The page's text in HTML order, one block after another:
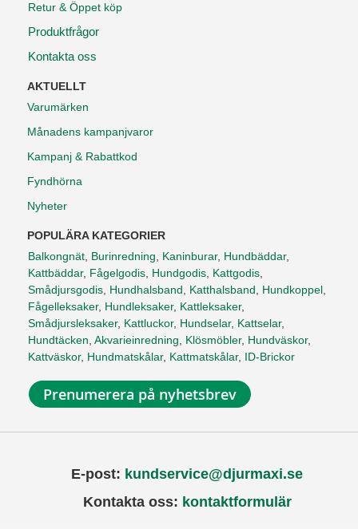
Retur & Öppet köp
Produktfrågor
Kontakta oss
AKTUELLT
Varumärken
Månadens kampanjvaror
Kampanj & Rabattkod
Fyndhörna
Nyheter
POPULÄRA KATEGORIER
Balkongnät, Burinredning, Kaninburar, Hundbäddar,
Kattbäddar, Fågelgodis, Hundgodis, Kattgodis,
Smådjursgodis, Hundhalsband, Katthalsband, Hundkoppel,
Fågelleksaker, Hundleksaker, Kattleksaker,
Smådjursleksaker, Kattluckor, Hundselar, Kattselar,
Hundtäcken, Akvarieinredning, Klösmöbler, Hundväskor,
Kattväskor, Hundmatskålar, Kattmatskålar, ID-Brickor
Prenumerera på nyhetsbrev
E-post: kundservice@djurmaxi.se
Kontakta oss: kontaktformulär